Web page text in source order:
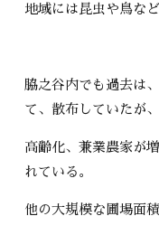
地域には昆虫や鳥な
脇之谷内でも過去は
て、散布していたが、
高齢化、兼業農家が
れている。
他の大規模な圃場面